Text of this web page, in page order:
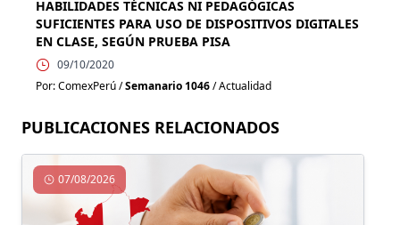
HABILIDADES TÉCNICAS NI PEDAGÓGICAS
SUFICIENTES PARA USO DE DISPOSITIVOS DIGITALES
EN CLASE, SEGÚN PRUEBA PISA
09/10/2020
Por: ComexPerú /Semanario 1046/ Actualidad
PUBLICACIONES RELACIONADOS
07/08/2026